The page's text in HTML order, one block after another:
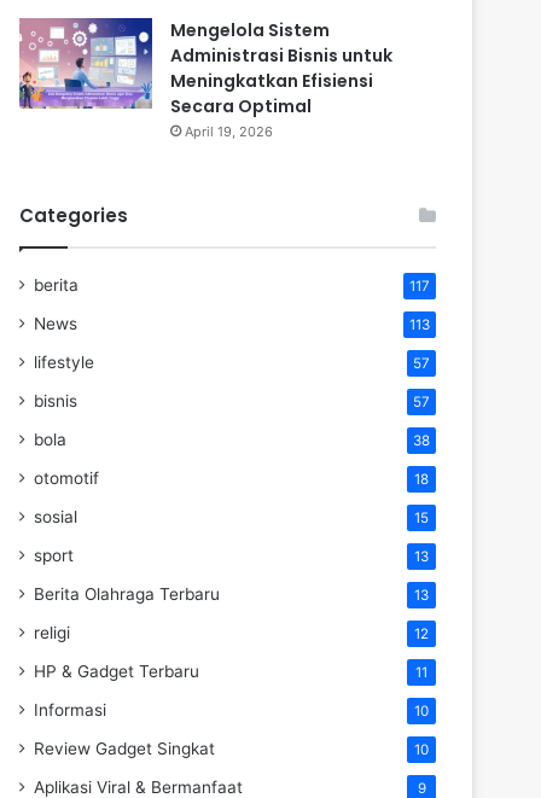
Mengelola Sistem
Administrasi Bisnis untuk
Meningkatkan Efisiensi
Secara Optimal
April 19, 2026
Categories
berita 117
News 113
lifestyle 57
bisnis 57
bola 38
otomotif 18
sosial 15
sport 13
Berita Olahraga Terbaru 13
religi 12
HP & Gadget Terbaru 11
Informasi 10
Review Gadget Singkat 10
Aplikasi Viral & Bermanfaat 9